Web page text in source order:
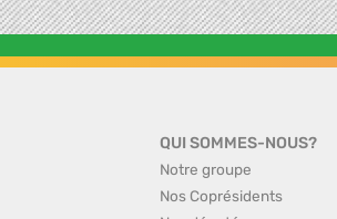
QUI SOMMES-NOUS?
Notre groupe
Nos Coprésidents